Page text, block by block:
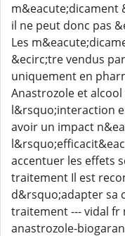
m&eacute;dicament
il ne peut donc pas
Les
&ecirc;tre vendus
uniquement en
Anastrozole et
l&rsquo;interaction
avoir un impact
accentuer les effets
traitement Il est
d&rsquo;adapter sa
traitement --- vidal fr
anastrozole-